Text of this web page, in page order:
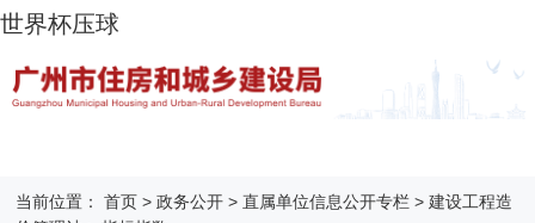
世界杯压球
当前位置： 首页 >政务公开 >直属单位信息公开专栏 >建设工程造